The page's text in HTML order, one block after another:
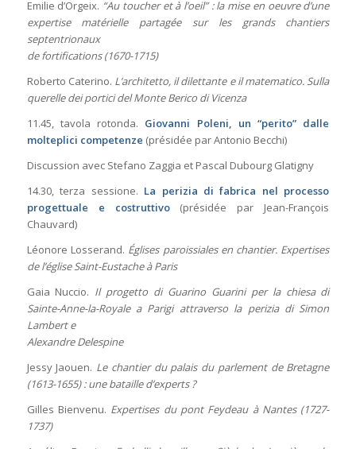
Emilie d’Orgeix. “Au toucher et à l’oeil” : la mise en oeuvre d’une
expertise matérielle partagée sur les grands chantiers
septentrionaux
de fortifications (1670-1715)
Roberto Caterino. L’architetto, il dilettante e il matematico. Sulla
querelle dei portici del Monte Berico di Vicenza
11.45, tavola rotonda. Giovanni Poleni, un “perito” dalle
molteplici competenze (présidée par Antonio Becchi)
Discussion avec Stefano Zaggia et Pascal Dubourg Glatigny
14.30, terza sessione. La perizia di fabrica nel processo
progettuale e costruttivo(présidée par Jean-François
Chauvard)
Léonore Losserand. Églises paroissiales en chantier. Expertises
de l’église Saint-Eustache à Paris
Gaia Nuccio. Il progetto di Guarino Guarini per la chiesa di
Sainte-Anne-la-Royale a Parigi attraverso la perizia di Simon
Lambert e
Alexandre Delespine
Jessy Jaouen. Le chantier du palais du parlement de Bretagne
(1613-1655) : une bataille d’experts ?
Gilles Bienvenu. Expertises du pont Feydeau à Nantes (1727-
1737)